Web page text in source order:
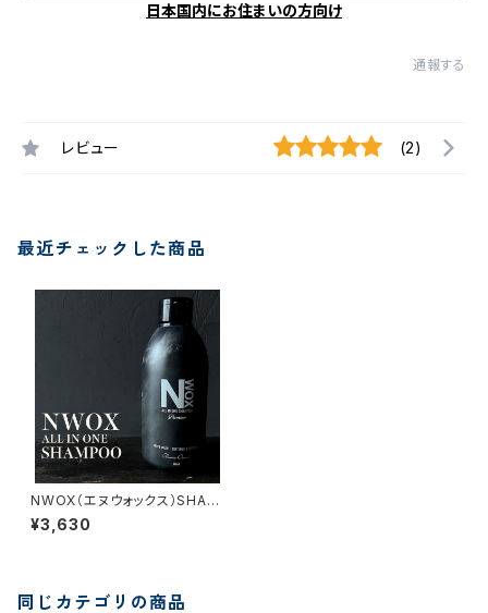
日本国内にお住まいの方向け
通報する
レビュー (2)
最近チェックした商品
NWOX（エヌウォックス）SHAM
POO for Wetsuit / Body / H
air
¥3,630
同じカテゴリの商品